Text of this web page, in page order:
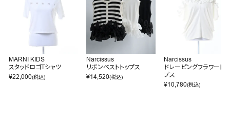
MARNI KIDS
スタッドロゴTシャツ
¥22,000(税込)
Narcissus
リボンベストトップス
¥14,520(税込)
Narcissus
ドレーピングフラワートッ
プス
¥10,780(税込)